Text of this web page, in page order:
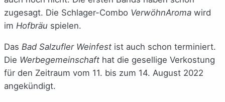
zugesagt. Die Schlager-Combo VerwöhnAroma wird
im Hofbräu spielen.
Das Bad Salzufler Weinfest ist auch schon terminiert.
Die Werbegemeinschaft hat die gesellige Verkostung
für den Zeitraum vom 11. bis zum 14. August 2022
angekündigt.